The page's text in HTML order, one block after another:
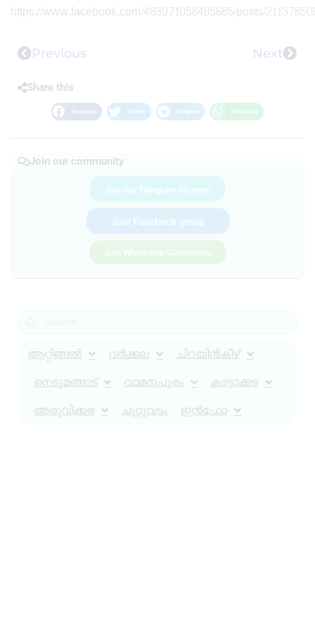
https://www.facebook.com/483071058485685/posts/
Previous Next
Share this
Facebook Twitter Telegram WhatsApp
Join our community
Join our Telegram Channel
Join Facebook group
Join WhatsApp Community
ആറ്റിങ്ങൽ വർക്കല ചിറയിൻകീഴ്
നെടുമങ്ങാട് വാമനപുരം കാട്ടാക്കട
അരുവിക്കര ചുറ്റുവട്ടം ഇൻഫോ